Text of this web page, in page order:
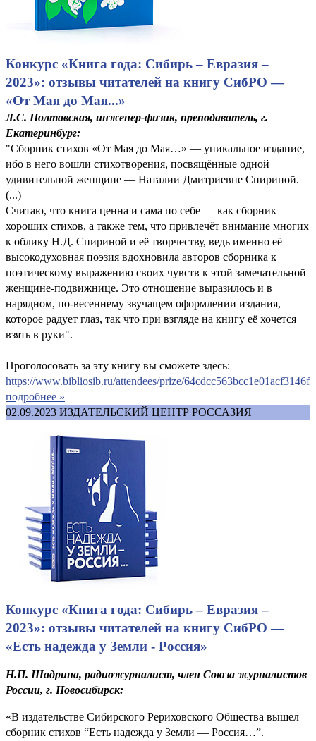
Конкурс «Книга года: Сибирь – Евразия –
2023»: отзывы читателей на книгу СибРО —
«От Мая до Мая...»
Л.С. Полтавская, инженер-физик, преподаватель, г.
Екатеринбург:
"Сборник стихов «От Мая до Мая…» — уникальное издание,
ибо в него вошли стихотворения, посвящённые одной
удивительной женщине — Наталии Дмитриевне Спириной.
(...)
Считаю, что книга ценна и сама по себе — как сборник
хороших стихов, а также тем, что привлечёт внимание многих
к облику Н.Д. Спириной и её творчеству, ведь именно её
высокодуховная поэзия вдохновила авторов сборника к
поэтическому выражению своих чувств к этой замечательной
женщине-подвижнице. Это отношение выразилось и в
нарядном, по-весеннему звучащем оформлении издания,
которое радует глаз, так что при взгляде на книгу её хочется
взять в руки".
Проголосовать за эту книгу вы сможете здесь:
https://www.bibliosib.ru/attendees/prize/64cdcc563bcc1e01acf3146f
подробнее »
02.09.2023 ИЗДАТЕЛЬСКИЙ ЦЕНТР РОССАЗИЯ
Конкурс «Книга года: Сибирь – Евразия –
2023»: отзывы читателей на книгу СибРО —
«Есть надежда у Земли - Россия»
Н.П. Шадрина, радиожурналист, член Союза журналистов
России, г. Новосибирск:
«В издательстве Сибирского Рериховского Общества вышел
сборник стихов “Есть надежда у Земли — Россия…”.